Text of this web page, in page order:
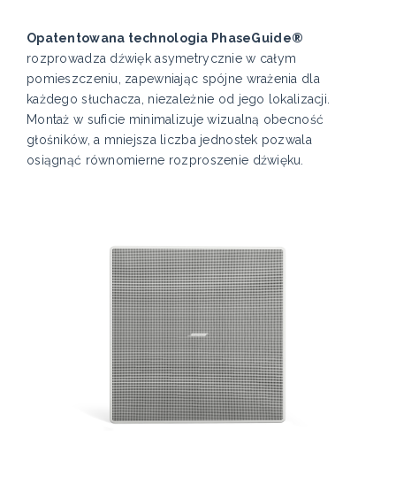
Opatentowana technologia PhaseGuide®
rozprowadza dźwięk asymetrycznie w całym
pomieszczeniu, zapewniając spójne wrażenia dla
każdego słuchacza, niezależnie od jego lokalizacji.
Montaż w suficie minimalizuje wizualną obecność
głośników, a mniejsza liczba jednostek pozwala
osiągnąć równomierne rozproszenie dźwięku.